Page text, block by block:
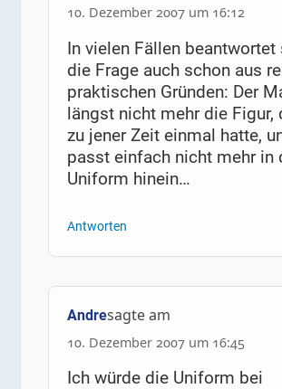
10. Dezember 2007 um 16:12
In vielen Fällen beantwortet
die Frage auch schon aus
praktischen Gründen: Der
längst nicht mehr die Figur,
zu jener Zeit einmal hatte,
passt einfach nicht mehr in
Uniform hinein…
Antworten
Andresagte am
10. Dezember 2007 um 16:45
Ich würde die Uniform bei